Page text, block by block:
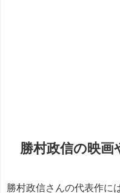
勝村政信の映画
勝村政信さんの代表作に